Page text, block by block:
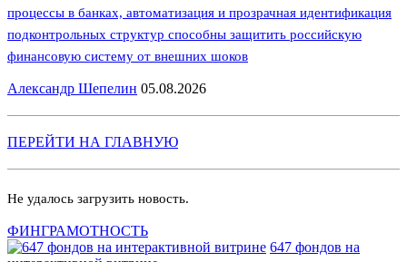
процессы в банках, автоматизация и прозрачная идентификация
подконтрольных структур способны защитить российскую
финансовую систему от внешних шоков
Александр Шепелин 05.08.2026
ПЕРЕЙТИ НА ГЛАВНУЮ
Не удалось загрузить новость.
ФИНГРАМОТНОСТЬ
647 фондов на